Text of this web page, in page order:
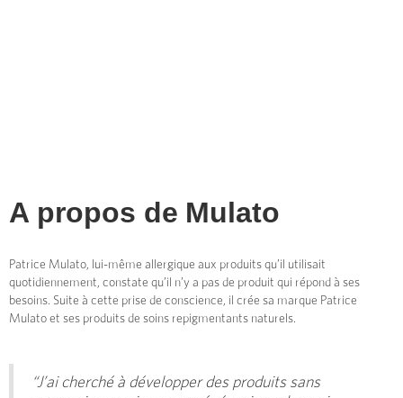
A propos de Mulato
Patrice Mulato, lui-même allergique aux produits qu’il utilisait
quotidiennement, constate qu’il n’y a pas de produit qui répond à ses
besoins. Suite à cette prise de conscience, il crée sa marque Patrice
Mulato et ses produits de soins repigmentants naturels.
“J’ai cherché à développer des produits sans